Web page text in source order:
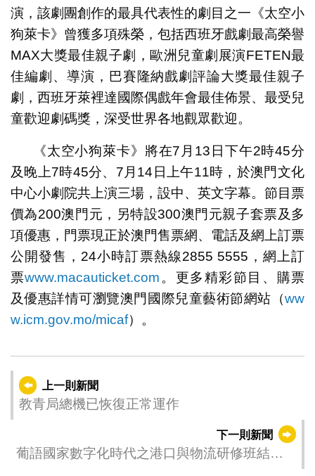
演，該劇團創作的最具代表性的劇目之一《太空小
狗萊卡》曾獲多項殊榮，包括西班牙戲劇最高榮譽
MAX大獎最佳親子劇，歐洲兒童劇展演FETEN最
佳編劇、導演，巴賽隆納戲劇評論大獎最佳親子
劇，西班牙萊裡達國際偶戲年會最佳佈景、最受兒
童歡迎劇碼獎，深受世界各地觀眾歡迎。
《太空小狗萊卡》將在7月13日下午2時45分
及晚上7時45分、7月14日上午11時，於澳門文化
中心小劇院共上演三場，設中、英文字幕。節目票
價為200澳門元，另特設300澳門元親子套票及多
項優惠，門票現正於澳門售票網、電話及網上訂票
公開發售，24小時訂票熱線2855 5555，網上訂
票www.macauticket.com 。更多精彩節目、購票
及優惠詳情可瀏覽澳門國際兒童藝術節網站（ww
w.icm.gov.mo/micaf）。
上一則新聞
教青局總機已恢復正常運作
下一則新聞
葡語國家數字化時代之港口與物流研修班結業